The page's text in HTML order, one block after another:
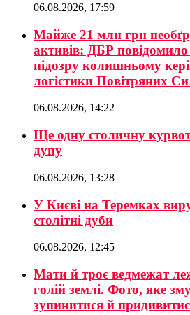
06.08.2026, 17:59
Майже 21 млн грн
активів: ДБР
підозру колишньому
логістики Повітряних
06.08.2026, 14:22
Ще одну столичну
дупу
06.08.2026, 13:28
У Києві на Теремках
столітні дуби
06.08.2026, 12:45
Мати й троє ведмежат
голій землі. Фото, яке
зупинитися й